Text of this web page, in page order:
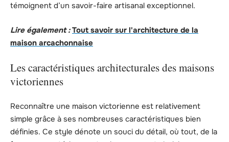
témoignent d’un savoir-faire artisanal exceptionnel.
Lire également : Tout savoir sur l'architecture de la
maison arcachonnaise
Les caractéristiques architecturales des maisons
victoriennes
Reconnaître une maison victorienne est relativement
simple grâce à ses nombreuses caractéristiques bien
définies. Ce style dénote un souci du détail, où tout, de la